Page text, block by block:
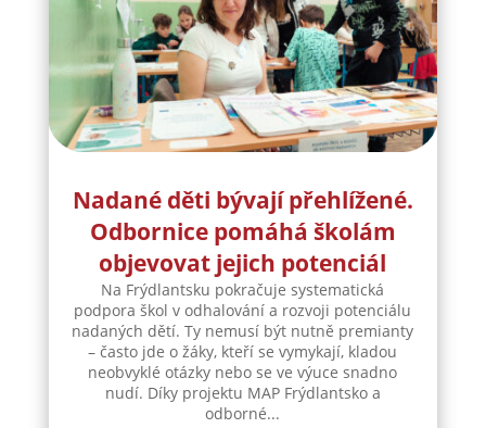
Nadané děti bývají přehlížené.
Odbornice pomáhá školám
objevovat jejich potenciál
Na Frýdlantsku pokračuje systematická
podpora škol v odhalování a rozvoji potenciálu
nadaných dětí. Ty nemusí být nutně premianty
– často jde o žáky, kteří se vymykají, kladou
neobvyklé otázky nebo se ve výuce snadno
nudí. Díky projektu MAP Frýdlantsko a
odborné...